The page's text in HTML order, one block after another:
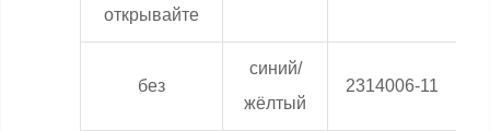
открывайте
без
синий/
жёлтый
2314006-11